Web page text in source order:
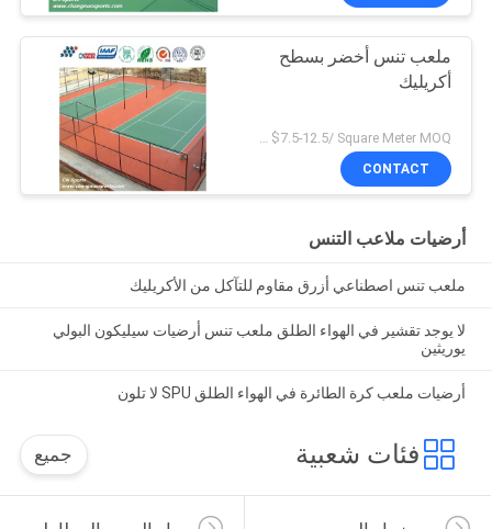
ملعب تنس أخضر بسطح
أكريليك
US $7.5-12.5/ Square Meter MOQ:/
CONTACT
أرضيات ملاعب التنس
ملعب تنس اصطناعي أزرق مقاوم للتآكل من الأكريليك
لا يوجد تقشير في الهواء الطلق ملعب تنس أرضيات سيليكون البولي
يوريثين
أرضيات ملعب كرة الطائرة في الهواء الطلق SPU لا تلون
فئات شعبية جميع